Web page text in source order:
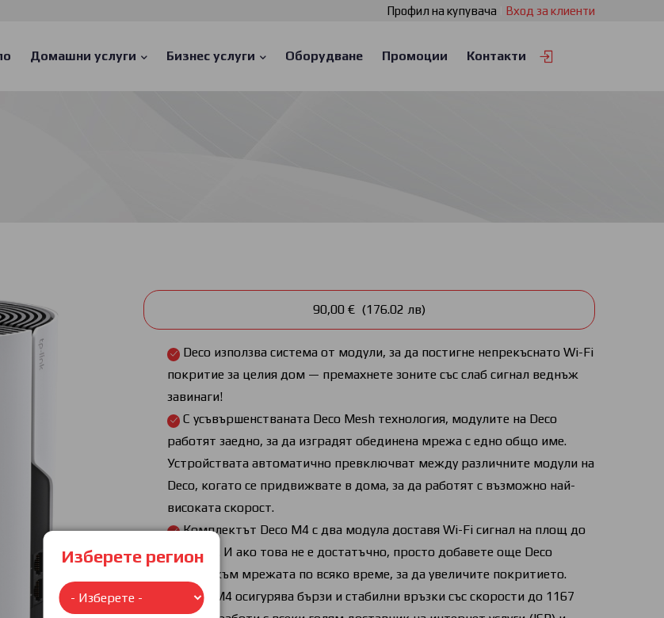
Профил на купувача Вход за клиенти
Домашни услуги Бизнес услуги Оборудване Промоции Контакти
Изберете регион
90,00 € (176.02 лв)
Deco използва система от модули, за да постигне непрекъснато Wi-Fi
покритие за целия дом — премахнете зоните със слаб сигнал веднъж
завинаги!
С усъвършенстваната Deco Mesh технология, модулите на Deco
работят заедно, за да изградят обединена мрежа с едно общо име.
Устройствата автоматично превключват между различните модули на
Deco, когато се придвижвате в дома, за да работят с възможно най-
високата скорост.
Комплектът Deco M4 с два модула доставя Wi-Fi сигнал на площ до
260 кв.м. И ако това не е достатъчно, просто добавете още Deco
модули към мрежата по всяко време, за да увеличите покритието.
Deco M4 осигурява бързи и стабилни връзки със скорости до 1167